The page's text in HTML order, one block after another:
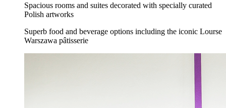
Spacious rooms and suites decorated with specially curated
Polish artworks
Superb food and beverage options including the iconic Lourse
Warszawa pâtisserie